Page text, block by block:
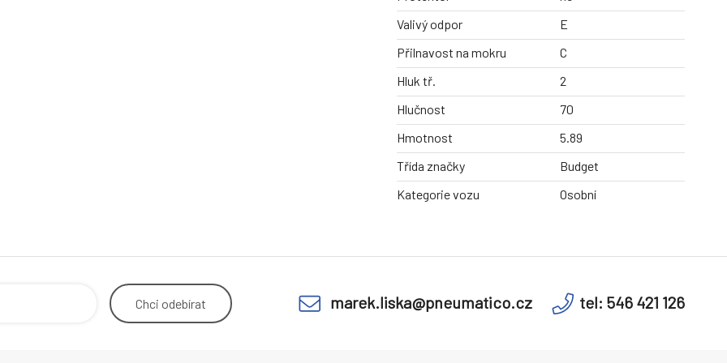
Valivý odpor
E
Přilnavost na mokru
C
Hluk tř.
2
Hlučnost
70
Hmotnost
5.89
Třída značky
Budget
Kategorie vozu
Osobní
Chci odebírat marek.liska@pneumatico.cz tel: 546 421 126